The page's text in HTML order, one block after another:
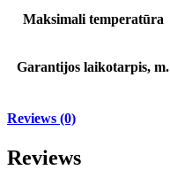
Maksimali temperatūra
Garantijos laikotarpis, m.
Reviews (0)
Reviews